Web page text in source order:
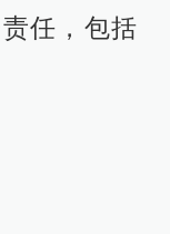
任，包括